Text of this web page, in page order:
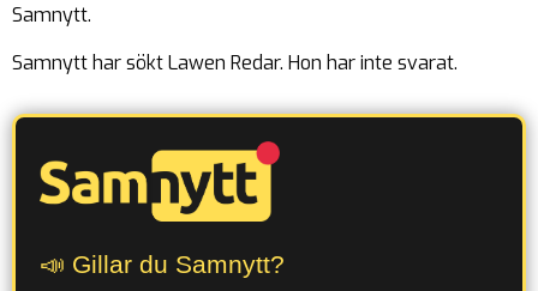
Samnytt.
Samnytt har sökt Lawen Redar. Hon har inte svarat.
📣 Gillar du Samnytt?